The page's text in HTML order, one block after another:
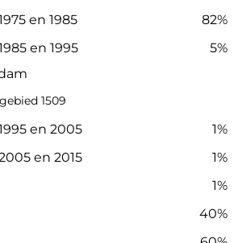
en 1985
82%
en 1995
5%
1509
en 2005
1%
en 2015
1%
1%
40%